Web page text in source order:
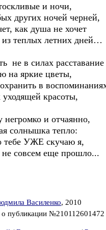
и ночи,
других ночей черней,
как душа не хочет
из теплых летних дней…
не в силах расставание
на яркие цветы,
в
уходящей красоты,
и отчаянно,
солнышка тепло:
тебе УЖЕ скучаю я,
совсем еще прошло...
Василенко, 2010
о публикации №210112601472